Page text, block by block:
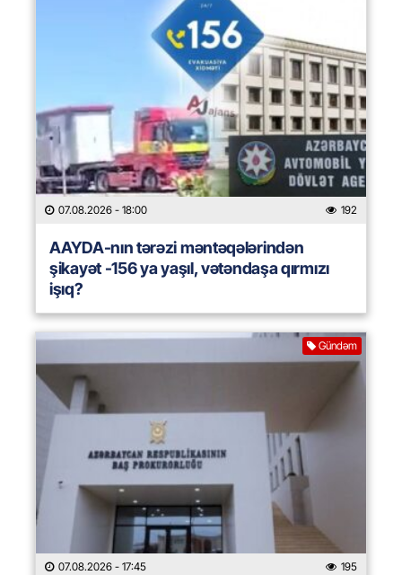
07.08.2026 - 18:00 192
AAYDA-nın tərəzi məntəqələrindən
şikayət -156 ya yaşıl, vətəndaşa qırmızı
işıq?
Gündəm
07.08.2026 - 17:45 195